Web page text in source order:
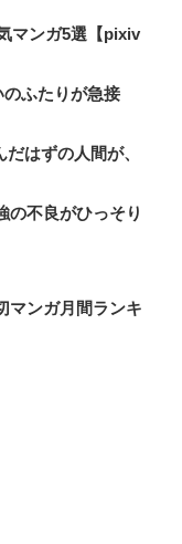
マンガ5選【pixiv
のふたりが急接
はずの人間が、
の不良がひっそり
マンガ月間ランキ